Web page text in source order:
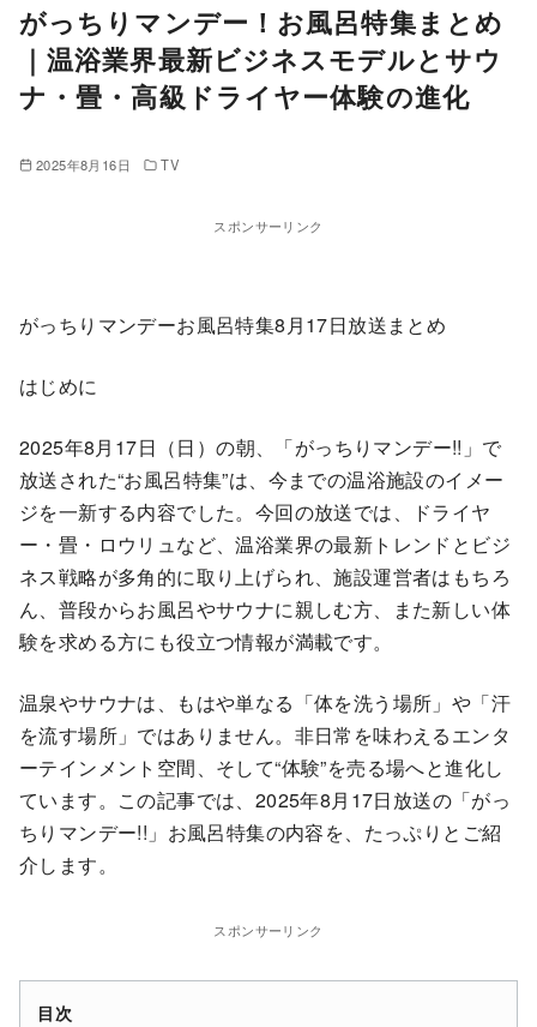
がっちりマンデー！お風呂特集まとめ
｜温浴業界最新ビジネスモデルとサウ
ナ・畳・高級ドライヤー体験の進化
2025年8月16日 TV
スポンサーリンク
がっちりマンデーお風呂特集8月17日放送まとめ
はじめに
2025年8月17日（日）の朝、「がっちりマンデー!!」で
放送された“お風呂特集”は、今までの温浴施設のイメー
ジを一新する内容でした。今回の放送では、ドライヤ
ー・畳・ロウリュなど、温浴業界の最新トレンドとビジ
ネス戦略が多角的に取り上げられ、施設運営者はもちろ
ん、普段からお風呂やサウナに親しむ方、また新しい体
験を求める方にも役立つ情報が満載です。
温泉やサウナは、もはや単なる「体を洗う場所」や「汗
を流す場所」ではありません。非日常を味わえるエンタ
ーテインメント空間、そして“体験”を売る場へと進化し
ています。この記事では、2025年8月17日放送の「がっ
ちりマンデー!!」お風呂特集の内容を、たっぷりとご紹
介します。
スポンサーリンク
目次